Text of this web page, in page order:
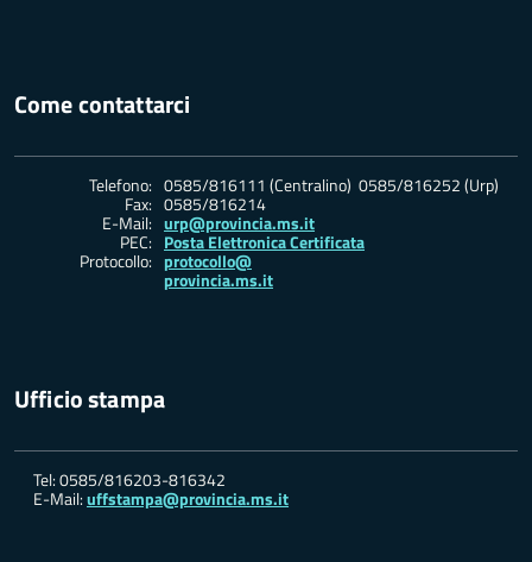
Come contattarci
Telefono: 0585/816111 (Centralino) 0585/816252 (Urp)
Fax: 0585/816214
E-Mail: urp@provincia.ms.it
PEC: Posta Elettronica Certificata
Protocollo: protocollo@
provincia.ms.it
Ufficio stampa
Tel: 0585/816203-816342
E-Mail:uffstampa@provincia.ms.it